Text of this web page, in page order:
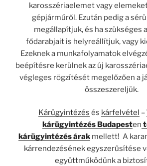
karosszériaelemet vagy
gépjárműről. Ezután pedig a
megállapítjuk, és ha szükséges
fődarabjait is helyreállítjuk, vagy
Ezeknek a munkafolyamatok
beépítésre kerülnek az új
végleges rögzítését megelőzően a
összeszereljük.
Kárügyintézés és kárfelvétel –
kárügyintézés Budapesten
kárügyintézés árakmellett! A
kárrendezésének egyszerűsítése
együttműködünk a